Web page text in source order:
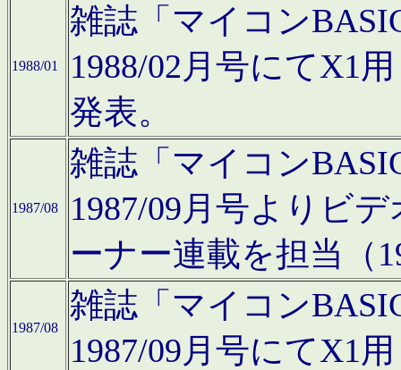
1988/01
雑誌「マイコン
1988/02月号にてX1
発表。
1987/08
雑誌「マイコン
1987/09月号よりビ
ーナー連載を担当（
1987/08
雑誌「マイコン
1987/09月号にてX1